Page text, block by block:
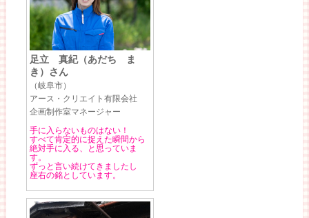
足立 真紀（あだち ま
き）さん
（岐阜市）
アース・クリエイト有限会社
企画制作室マネージャー
手に入らないものはない！
すべて肯定的に捉えた瞬間から
絶対手に入る、と思っていま
す。
ずっと言い続けてきましたし
座右の銘としています。